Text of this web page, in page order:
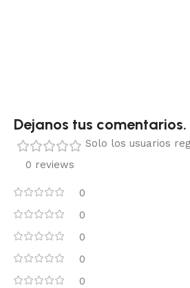
Dejanos tus comentarios.
0 reviews
0
0
0
0
0
Solo los usuarios